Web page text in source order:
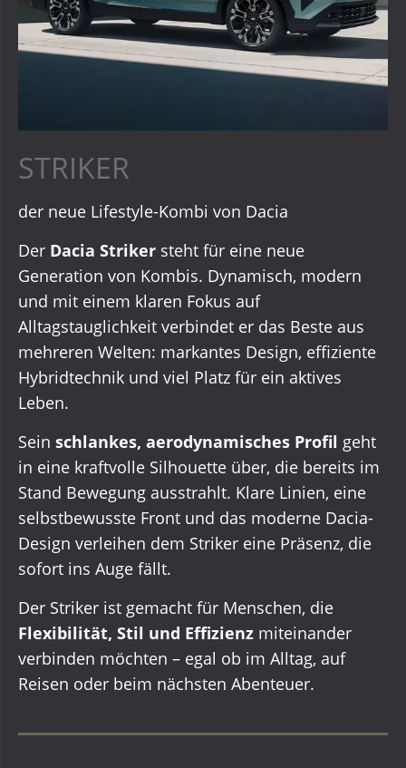
STRIKER
der neue Lifestyle-Kombi von Dacia
Der Dacia Striker steht für eine neue
Generation von Kombis. Dynamisch, modern
und mit einem klaren Fokus auf
Alltagstauglichkeit verbindet er das Beste aus
mehreren Welten: markantes Design, effiziente
Hybridtechnik und viel Platz für ein aktives
Leben.
Sein schlankes, aerodynamisches Profil geht
in eine kraftvolle Silhouette über, die bereits im
Stand Bewegung ausstrahlt. Klare Linien, eine
selbstbewusste Front und das moderne Dacia-
Design verleihen dem Striker eine Präsenz, die
sofort ins Auge fällt.
Der Striker ist gemacht für Menschen, die
Flexibilität, Stil und Effizienz miteinander
verbinden möchten – egal ob im Alltag, auf
Reisen oder beim nächsten Abenteuer.